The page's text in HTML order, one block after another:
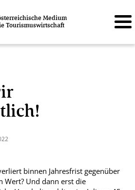
Medium
Tourismuswirtschaft
binnen Jahresfrist gegenüber
Wert? Und dann erst die